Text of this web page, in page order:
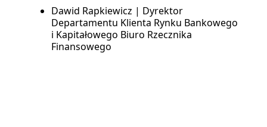
Dawid Rapkiewicz | Dyrektor
Departamentu Klienta Rynku Bankowego
i Kapitałowego Biuro Rzecznika
Finansowego